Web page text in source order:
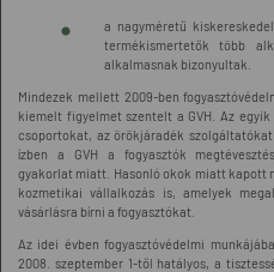
a nagyméretű
termékismertetők több
alkalmasnak bizonyultak.
Mindezek mellett 2009-ben
kiemelt figyelmet szentelt a GVH. Az
csoportokat, az örökjáradék
ízben a GVH a fogyasztók
gyakorlat miatt. Hasonló okok miatt kapott
kozmetikai vállalkozás is, amelyek
vásárlásra bírni a fogyasztókat.
Az idei évben fogyasztóvédelmi
2008. szeptember 1-től hatályos, a